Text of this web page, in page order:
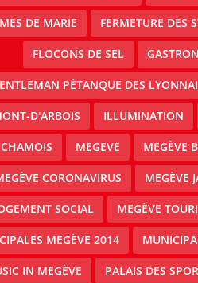
DE MARIE FERMETURE DES
FLOCONS DE SEL
PÉTANQUE DES
D'ARBOIS ILLUMINATION
MEGEVE MEGÈVE
CORONAVIRUS MEGÈVE
SOCIAL MEGÈVE
MEGÈVE 2014
IN MEGÈVE PALAIS DES